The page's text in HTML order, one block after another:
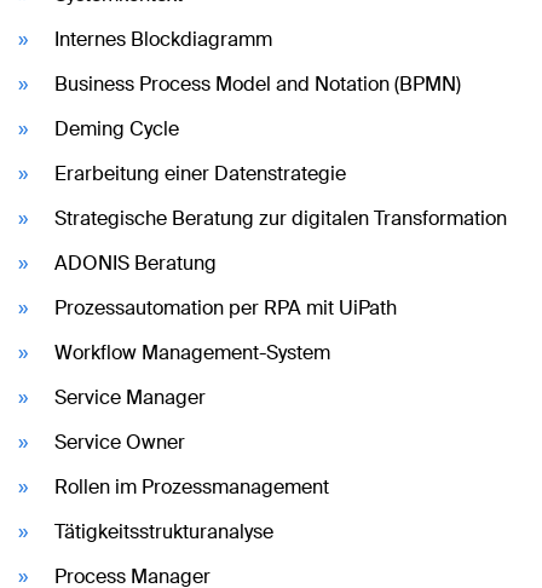
Internes Blockdiagramm
Business Process Model and Notation (BPMN)
Deming Cycle
Erarbeitung einer Datenstrategie
Strategische Beratung zur digitalen Transformation
ADONIS Beratung
Prozessautomation per RPA mit UiPath
Workflow Management-System
Service Manager
Service Owner
Rollen im Prozessmanagement
Tätigkeitsstrukturanalyse
Process Manager